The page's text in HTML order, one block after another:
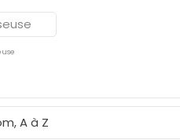
A à Z